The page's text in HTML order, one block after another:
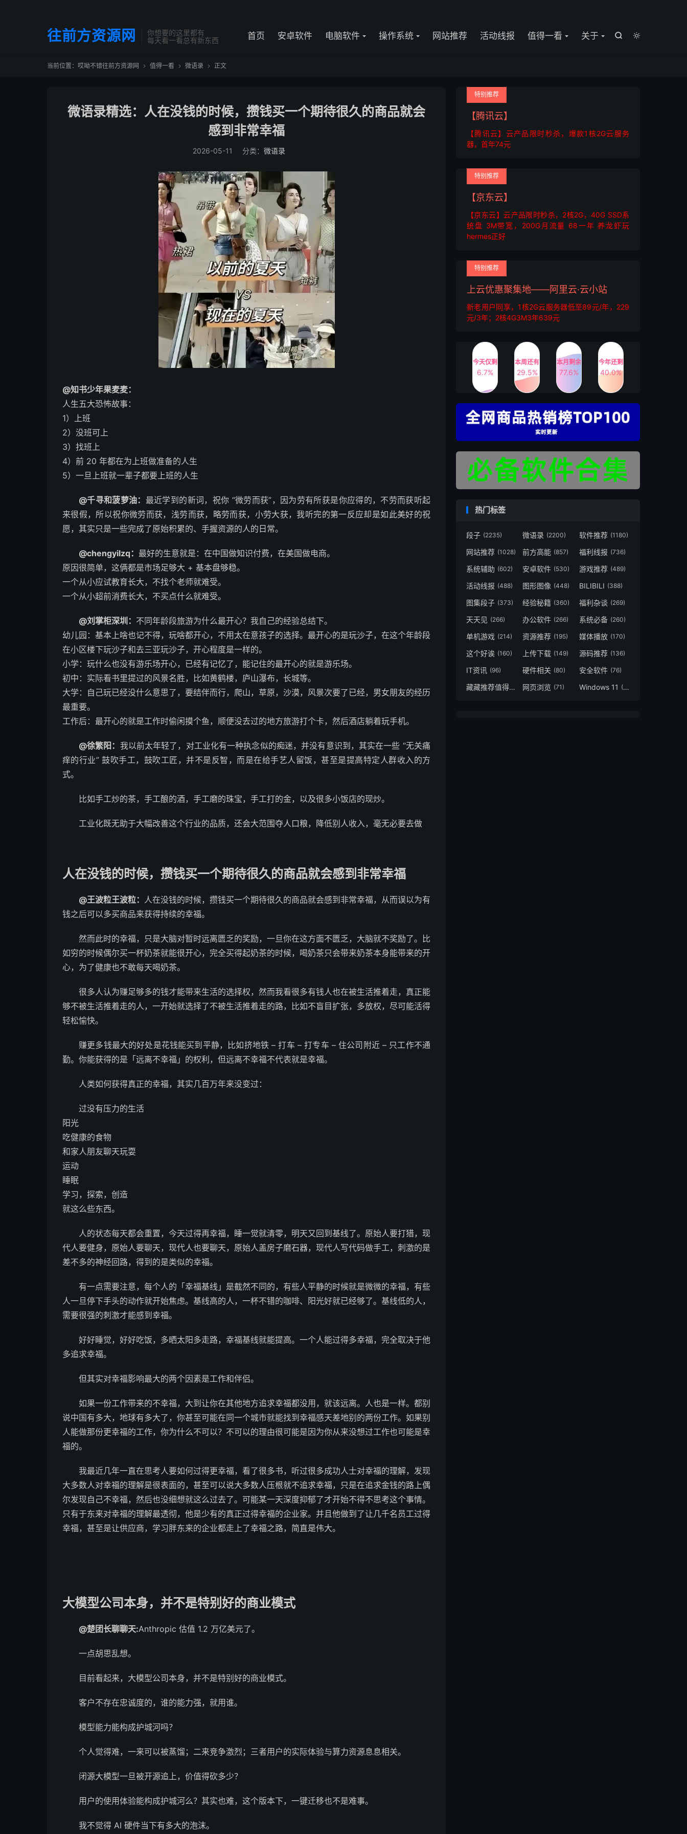
往前方资源网
你想要的这里都有
每天看一看总有新东西


首页 安卓软件 电脑软件 操作系统 网站推荐 活动线报 值得一看 关于
当前位置： 哎呦不错往前方资源网  值得一看  微语录  正文
微语录精选：人在没钱的时候，攒钱买一个期待很久的商品就会
感到非常幸福
2026-05-11 分类： 微语录
@知书少年果麦麦：
人生五大恐怖故事：
1）上班
2）没班可上
3）找班上
4）前 20 年都在为上班做准备的人生
5）一旦上班就一辈子都要上班的人生 ​​​
@千寻和菠萝油： 最近学到的新词，祝你 “微劳而获”，因为劳有所获是你应得的，不劳而获听起
来很假，所以祝你微劳而获，浅劳而获，略劳而获，小劳大获，我听完的第一反应却是如此美好的祝
愿，其实只是一些完成了原始积累的、手握资源的人的日常。
@chengyilzq： 最好的生意就是：在中国做知识付费，在美国做电商。
原因很简单，这俩都是市场足够大 + 基本盘够稳。
一个从小应试教育长大，不找个老师就难受。
一个从小超前消费长大，不买点什么就难受。
@刘掌柜深圳： 不同年龄段旅游为什么最开心？我自己的经验总结下。
幼儿园：基本上啥也记不得，玩啥都开心，不用太在意孩子的选择。最开心的是玩沙子，在这个年龄段
在小区楼下玩沙子和去三亚玩沙子，开心程度是一样的。
小学：玩什么也没有游乐场开心，已经有记忆了，能记住的最开心的就是游乐场。
初中：实际看书里提过的风景名胜，比如黄鹤楼，庐山瀑布，长城等。
大学：自己玩已经没什么意思了，要结伴而行，爬山，草原，沙漠，风景次要了已经，男女朋友的经历
最重要。
工作后：最开心的就是工作时偷闲摸个鱼，顺便没去过的地方旅游打个卡，然后酒店躺着玩手机。
@徐繁阳： 我以前太年轻了，对工业化有一种执念似的痴迷，并没有意识到，其实在一些 “无关痛
痒的行业” 鼓吹手工，鼓吹工匠，并不是反智，而是在给手艺人留饭，甚至是提高特定人群收入的方
式。
比如手工炒的茶，手工酿的酒，手工磨的珠宝，手工打的金，以及很多小饭店的现炒。
工业化既无助于大幅改善这个行业的品质，还会大范围夺人口粮，降低别人收入，毫无必要去做
人在没钱的时候，攒钱买一个期待很久的商品就会感到非常幸福
@王波粒王波粒： 人在没钱的时候，攒钱买一个期待很久的商品就会感到非常幸福，从而误以为有
钱之后可以多买商品来获得持续的幸福。
然而此时的幸福，只是大脑对暂时远离匮乏的奖励，一旦你在这方面不匮乏，大脑就不奖励了。比
如穷的时候偶尔买一杯奶茶就能很开心，完全买得起奶茶的时候，喝奶茶只会带来奶茶本身能带来的开
心，为了健康也不敢每天喝奶茶。
很多人认为赚足够多的钱才能带来生活的选择权，然而我看很多有钱人也在被生活推着走，真正能
够不被生活推着走的人，一开始就选择了不被生活推着走的路，比如不盲目扩张，多放权，尽可能活得
轻松愉快。
赚更多钱最大的好处是花钱能买到平静，比如挤地铁 – 打车 – 打专车 – 住公司附近 – 只工作不通
勤。你能获得的是「远离不幸福」的权利，但远离不幸福不代表就是幸福。
人类如何获得真正的幸福，其实几百万年来没变过：
过没有压力的生活
阳光
吃健康的食物
和家人朋友聊天玩耍
运动
睡眠
学习，探索，创造
就这么些东西。
人的状态每天都会重置，今天过得再幸福，睡一觉就清零，明天又回到基线了。原始人要打猎，现
代人要健身，原始人要聊天，现代人也要聊天，原始人盖房子磨石器，现代人写代码做手工，刺激的是
差不多的神经回路，得到的是类似的幸福。
有一点需要注意，每个人的「幸福基线」是截然不同的，有些人平静的时候就是微微的幸福，有些
人一旦停下手头的动作就开始焦虑。基线高的人，一杯不错的咖啡、阳光好就已经够了。基线低的人，
需要很强的刺激才能感到幸福。
好好睡觉，好好吃饭，多晒太阳多走路，幸福基线就能提高。一个人能过得多幸福，完全取决于他
多追求幸福。
但其实对幸福影响最大的两个因素是工作和伴侣。
如果一份工作带来的不幸福，大到让你在其他地方追求幸福都没用，就该远离。人也是一样。都别
说中国有多大，地球有多大了，你甚至可能在同一个城市就能找到幸福感天差地别的两份工作。如果别
人能做那份更幸福的工作，你为什么不可以？不可以的理由很可能是因为你从来没想过工作也可能是幸
福的。
我最近几年一直在思考人要如何过得更幸福，看了很多书，听过很多成功人士对幸福的理解，发现
大多数人对幸福的理解是很表面的，甚至可以说大多数人压根就不追求幸福，只是在追求金钱的路上偶
尔发现自己不幸福，然后也没细想就这么过去了。可能某一天深度抑郁了才开始不得不思考这个事情。
只有于东来对幸福的理解最透彻，他是少有的真正过得幸福的企业家。并且他做到了让几千名员工过得
幸福，甚至是让供应商，学习胖东来的企业都走上了幸福之路，简直是伟大。
大模型公司本身，并不是特别好的商业模式
@楚团长聊聊天:Anthropic 估值 1.2 万亿美元了。
一点胡思乱想。
目前看起来，大模型公司本身，并不是特别好的商业模式。
客户不存在忠诚度的，谁的能力强，就用谁。
模型能力能构成护城河吗？
个人觉得难，一来可以被蒸馏；二来竞争激烈；三者用户的实际体验与算力资源息息相关。
闭源大模型一旦被开源追上，价值得砍多少？
用户的使用体验能构成护城河么？其实也难，这个版本下，一键迁移也不是难事。
我不觉得 AI 硬件当下有多大的泡沫。
特别推荐
【腾讯云】
【腾讯云】云产品限时秒杀，爆款1核2G云服务
器，首年74元
特别推荐
【京东云】
【京东云】云产品限时秒杀，2核2G，40G SSD系
统盘 3M带宽，200G月流量 68一年 养龙虾玩
hermes正好
特别推荐
上云优惠聚集地——阿里云·云小站
新老用户同享，1核2G云服务器低至89元/年，229
元/3年；2核4G3M3年639元
今天仅剩
6.7%
本周还有
29.5%
本月剩余
77.6%
今年还剩
40.0%
热门标签
段子 (2235) 微语录 (2200) 软件推荐 (1180)
网站推荐 (1028) 前方高能 (857) 福利线报 (736)
系统辅助 (602) 安卓软件 (530) 游戏推荐 (489)
活动线报 (488) 图形图像 (448) BILIBILI (388)
图集段子 (373) 经验秘籍 (360) 福利杂谈 (269)
天天见 (266) 办公软件 (266) 系统必备 (260)
单机游戏 (214) 资源推荐 (195) 媒体播放 (170)
这个好诶 (160) 上传下载 (149) 源码推荐 (136)
IT资讯 (96) 硬件相关 (80) 安全软件 (76)
藏藏推荐值得一看 (73)
网页浏览 (71) Windows 11 (49)